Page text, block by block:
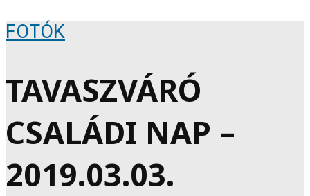
FOTÓK
TAVASZVÁRÓ
CSALÁDI NAP –
2019.03.03.